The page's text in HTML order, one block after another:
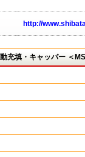
http://
充填・キャッパー ＜